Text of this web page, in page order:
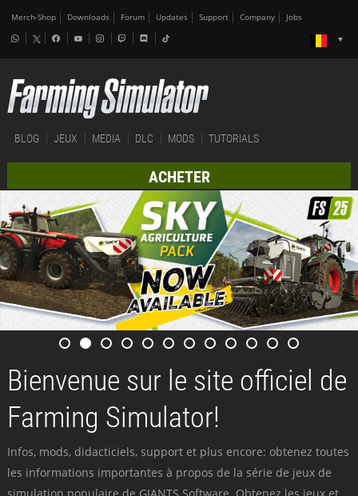
Merch-Shop Downloads Forum Updates Support Company Jobs
BLOG JEUX MEDIA DLC MODS TUTORIALS
ACHETER
Bienvenue sur le site officiel de
Farming Simulator!
Infos, mods, didacticiels, support et plus encore: obtenez toutes
les informations importantes à propos de la série de jeux de